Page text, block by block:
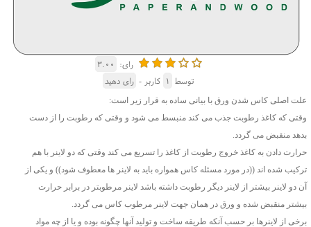
رای: ۳.۰۰
توسط ۱ کاربر - رای دهید
علت اصلی کاس شدن ورق با بیانی ساده به قرار زیر است:
وقتی که کاغذ رطوبت جذب می کند منبسط می شود و وقتی که رطوبت را از دست
بدهد منقبض می گردد.
حرارت دادن به کاغذ خروج رطوبت از کاغذ را تسریع می کند وقتی که دو لاینر با هم
ترکیب شده اند ((در مورد مسئله کاس همواره باید به لاینر ها معطوف شود)) و یکی از
آن دو لاینر بیشتر از لاینر دیگر رطوبت داشته باشد لاینر مرطوبتر در برابر حرارت
بیشتر منقبض شده و ورق در همان جهت لاینر مرطوب کاس می گردد.
برخی از لاینرها بر حسب آنکه طریقه ساخت و تولید آنها چگونه بوده و یا از چه مواد